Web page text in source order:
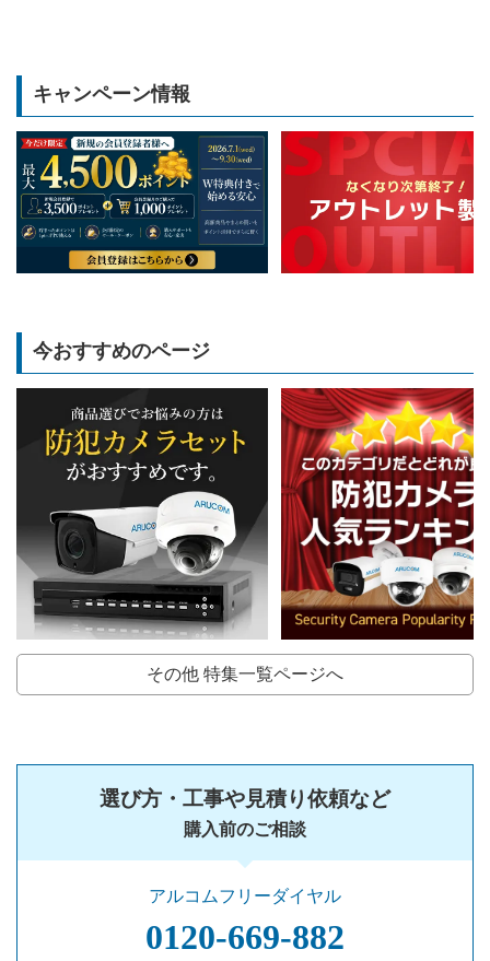
キャンペーン情報
今おすすめのページ
その他 特集一覧ページへ
選び方・工事や見積り依頼など
購入前のご相談
アルコムフリーダイヤル
0120‐669‐882